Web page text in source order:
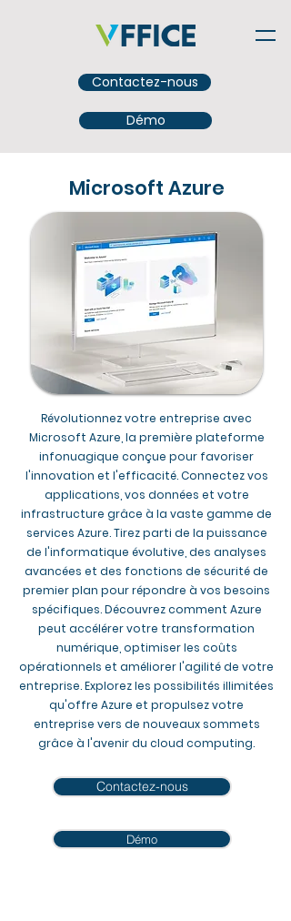
Contactez-nous
Démo
Microsoft Azure
Révolutionnez votre entreprise avec
Microsoft Azure, la première plateforme
infonuagique conçue pour favoriser
l'innovation et l'efficacité. Connectez vos
applications, vos données et votre
infrastructure grâce à la vaste gamme de
services Azure. Tirez parti de la puissance
de l'informatique évolutive, des analyses
avancées et des fonctions de sécurité de
premier plan pour répondre à vos besoins
spécifiques. Découvrez comment Azure
peut accélérer votre transformation
numérique, optimiser les coûts
opérationnels et améliorer l'agilité de votre
entreprise. Explorez les possibilités illimitées
qu'offre Azure et propulsez votre
entreprise vers de nouveaux sommets
grâce à l'avenir du cloud computing.
Contactez-nous
Démo